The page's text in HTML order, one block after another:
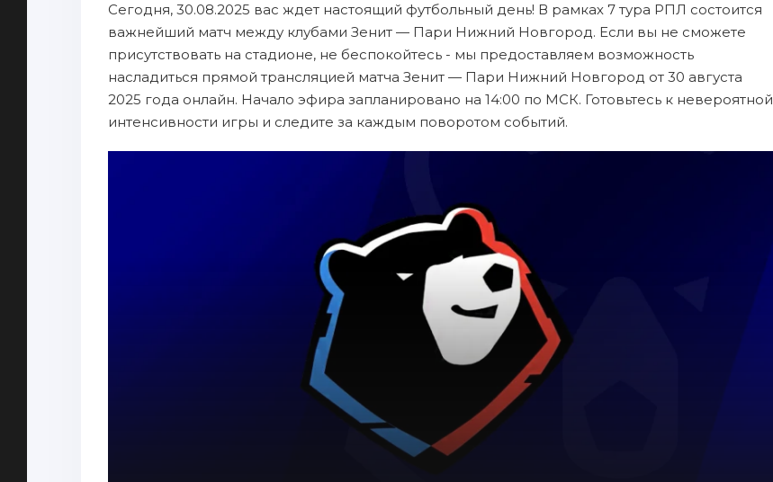
Сегодня, 30.08.2025 вас ждет настоящий футбольный день! В рамках 7 тура РПЛ состоится
важнейший матч между клубами Зенит — Пари Нижний Новгород. Если вы не сможете
присутствовать на стадионе, не беспокойтесь - мы предоставляем возможность
насладиться прямой трансляцией матча Зенит — Пари Нижний Новгород от 30 августа
2025 года онлайн. Начало эфира запланировано на 14:00 по МСК. Готовьтесь к невероятной
интенсивности игры и следите за каждым поворотом событий.